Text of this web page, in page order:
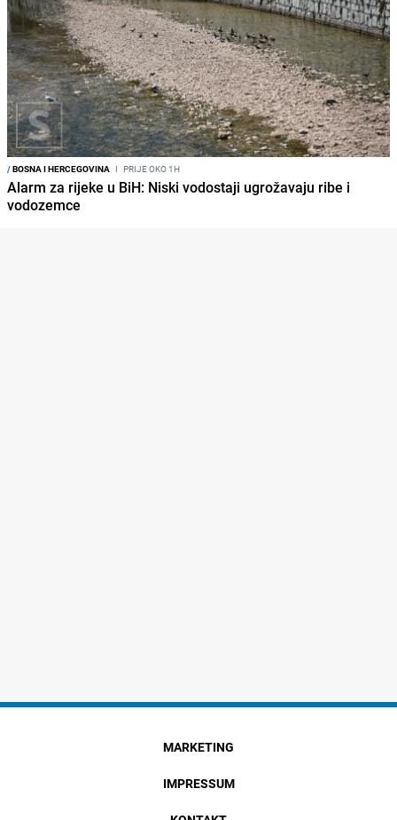
/BOSNA I HERCEGOVINA I PRIJE OKO 1H
Alarm za rijeke u BiH: Niski vodostaji ugrožavaju ribe i
vodozemce
MARKETING
IMPRESSUM